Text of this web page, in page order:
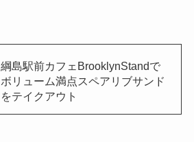
綱島駅前カフェBrooklynStandで
ボリューム満点スペアリブサンド
をテイクアウト